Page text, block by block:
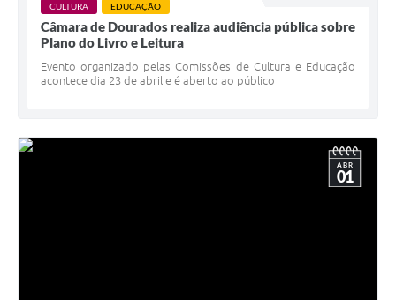
CULTURA EDUCAÇÃO
Câmara de Dourados realiza audiência pública sobre
Plano do Livro e Leitura
Evento organizado pelas Comissões de Cultura e Educação
acontece dia 23 de abril e é aberto ao público
ABR
01